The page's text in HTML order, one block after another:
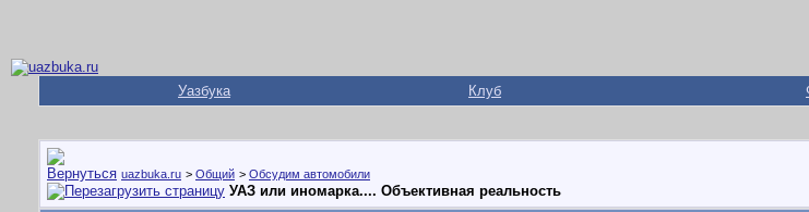
Уазбука Клуб
uazbuka.ru > Общий > Обсудим автомобили
УАЗ или иномарка.... Объективная реальность